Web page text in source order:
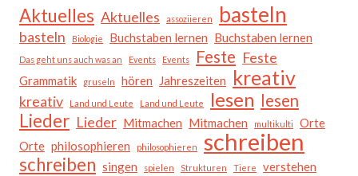
Aktuelles Aktuelles assoziieren basteln
basteln Biologie Buchstaben lernen Buchstaben lernen
Das geht uns auch was an Events Events Feste Feste
Grammatik gruseln hören Jahreszeiten kreativ
kreativ Land und Leute Land und Leute lesen lesen
Lieder Lieder Mitmachen Mitmachen multikulti
Orte
Orte philosophieren philosophieren schreiben
schreiben singen spielen Strukturen Tiere
verstehen